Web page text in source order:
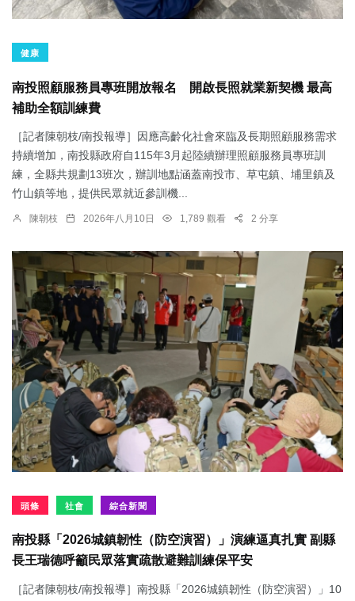
健康
南投照顧服務員專班開放報名 開啟長照就業新契機 最高
補助全額訓練費
［記者陳朝枝/南投報導］因應高齡化社會來臨及長期照顧服務需求
持續增加，南投縣政府自115年3月起陸續辦理照顧服務員專班訓
練，全縣共規劃13班次，辦訓地點涵蓋南投市、草屯鎮、埔里鎮及
竹山鎮等地，提供民眾就近參訓機...
陳朝枝 2026年八月10日 1,789 觀看 2 分享
頭條 社會 綜合新聞
南投縣「2026城鎮韌性（防空演習）」演練逼真扎實 副縣
長王瑞德呼籲民眾落實疏散避難訓練保平安
［記者陳朝枝/南投報導］南投縣「2026城鎮韌性（防空演習）」10